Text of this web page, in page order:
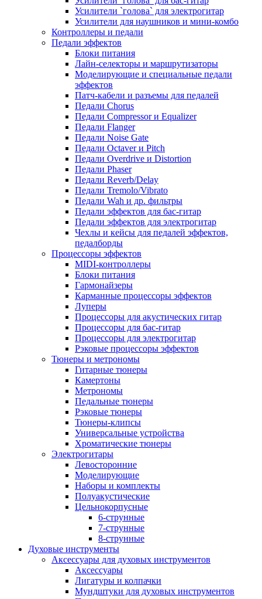
Усилители `голова` для электрогитар
Усилители для наушников и мини-комбо
Контроллеры и педали
Педали эффектов
Блоки питания
Лайн-селекторы и маршрутизаторы
Моделирующие и специальные педали
эффектов
Патч-кабели и разъемы для педалей
Педали Chorus
Педали Compressor и Equalizer
Педали Flanger
Педали Noise Gate
Педали Octaver и Pitch
Педали Overdrive и Distortion
Педали Phaser
Педали Reverb/Delay
Педали Tremolo/Vibrato
Педали Wah и др. фильтры
Педали эффектов для бас-гитар
Педали эффектов для электрогитар
Чехлы и кейсы для педалей эффектов,
педалборды
Процессоры эффектов
MIDI-контроллеры
Блоки питания
Гармонайзеры
Карманные процессоры эффектов
Луперы
Процессоры для акустических гитар
Процессоры для бас-гитар
Процессоры для электрогитар
Рэковые процессоры эффектов
Тюнеры и метрономы
Гитарные тюнеры
Камертоны
Метрономы
Педальные тюнеры
Рэковые тюнеры
Тюнеры-клипсы
Универсальные устройства
Хроматические тюнеры
Электрогитары
Левосторонние
Моделирующие
Наборы и комплекты
Полуакустические
Цельнокорпусные
6-струнные
7-струнные
8-струнные
Духовые инструменты
Аксессуары для духовых инструментов
Аксессуары
Лигатуры и колпачки
Мундштуки для духовых инструментов